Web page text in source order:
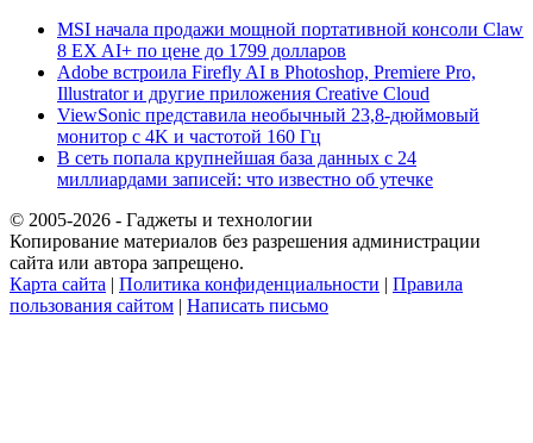
MSI начала продажи мощной портативной консоли Claw
8 EX AI+ по цене до 1799 долларов
Adobe встроила Firefly AI в Photoshop, Premiere Pro,
Illustrator и другие приложения Creative Cloud
ViewSonic представила необычный 23,8-дюймовый
монитор с 4K и частотой 160 Гц
В сеть попала крупнейшая база данных с 24
миллиардами записей: что известно об утечке
© 2005-2026 - Гаджеты и технологии
Копирование материалов без разрешения администрации
сайта или автора запрещено.
Карта сайта | Политика конфиденциальности | Правила
пользования сайтом | Написать письмо